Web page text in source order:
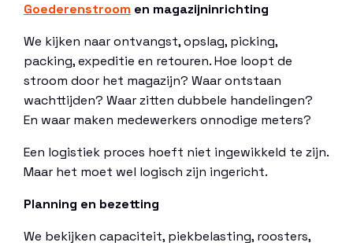
Goederenstroom en magazijninrichting
We kijken naar ontvangst, opslag, picking,
packing, expeditie en retouren. Hoe loopt de
stroom door het magazijn? Waar ontstaan
wachttijden? Waar zitten dubbele handelingen?
En waar maken medewerkers onnodige meters?
Een logistiek proces hoeft niet ingewikkeld te zijn.
Maar het moet wel logisch zijn ingericht.
Planning en bezetting
We bekijken capaciteit, piekbelasting, roosters,